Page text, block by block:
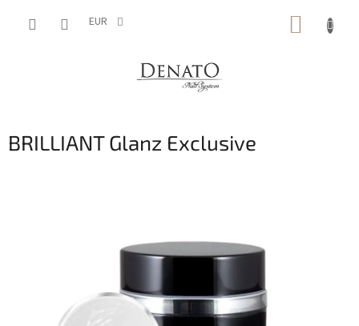
EUR
PANIER
BRILLIANT Glanz Exclusive